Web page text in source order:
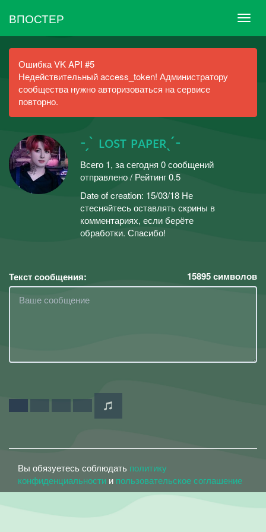
ВПОСТЕР
Ошибка VK API #5
Недействительный access_token! Администратору
сообщества нужно авторизоваться на сервисе
повторно.
- ̗ ̀ ʟᴏsᴛ ᴘᴀᴘᴇʀ ̖ ́-
Всего 1, за сегодня 0 сообщений
отправлено / Рейтинг 0.5
Date of creation: 15/03/18 Не
стесняйтесь оставлять скрины в
комментариях, если берёте
обработки. Спасибо!
Текст сообщения: 15895символов
Вы обязуетесь соблюдать политику
конфиденциальности и пользовательское соглашение